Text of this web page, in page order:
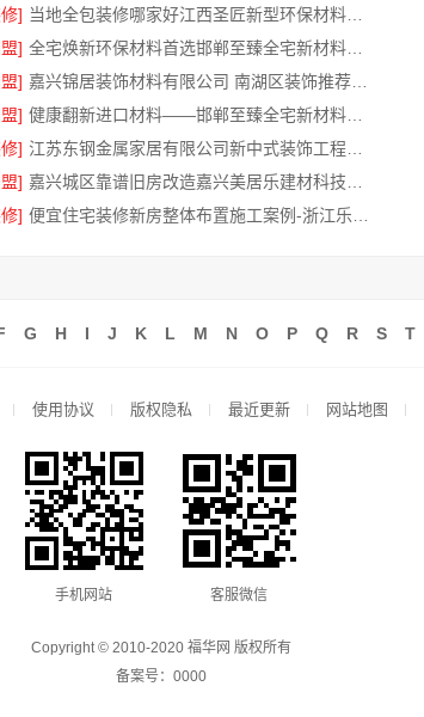
]
]
]
]
]
]
]
G H I J K L M N O P Q R S T
使用协议 版权隐私 最近更新 网站地图
手机网站 客服微信
Copyright © 2010-2020 福华网 版权所有
备案号： 0000